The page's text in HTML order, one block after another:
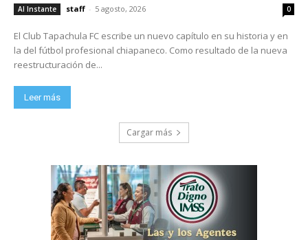
Al Instante staff - 5 agosto, 2026 0
El Club Tapachula FC escribe un nuevo capítulo en su historia y en
la del fútbol profesional chiapaneco. Como resultado de la nueva
reestructuración de...
Leer más
Cargar más